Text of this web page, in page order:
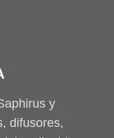
y
difusores,